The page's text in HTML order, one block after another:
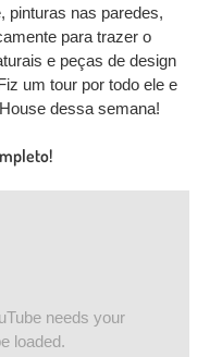
pinturas nas paredes,
para trazer o
e peças de design
um tour por todo ele e
dessa semana!
needs your
loaded.